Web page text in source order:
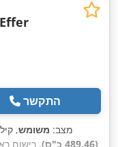
התקשר
מצב: משומש,
(489.46 כ"ס)
, רישום